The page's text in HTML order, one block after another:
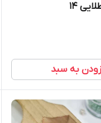
۱۴
به سبد